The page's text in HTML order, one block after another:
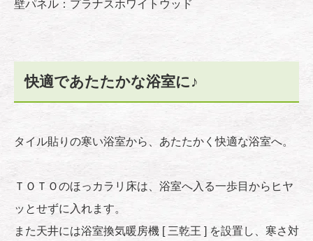
壁パネル：プラナスホワイトウッド
快適であたたかな浴室に♪
タイル貼りの寒い浴室から、あたたかく快適な浴室へ。
ＴＯＴＯのほっカラリ床は、浴室へ入る一歩目からヒヤ
ッとせずに入れます。
また天井には浴室換気暖房機 [ 三乾王 ] を設置し、寒さ対